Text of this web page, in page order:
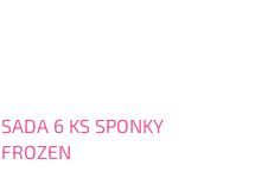
SADA 6 KS SPONKY
FROZEN